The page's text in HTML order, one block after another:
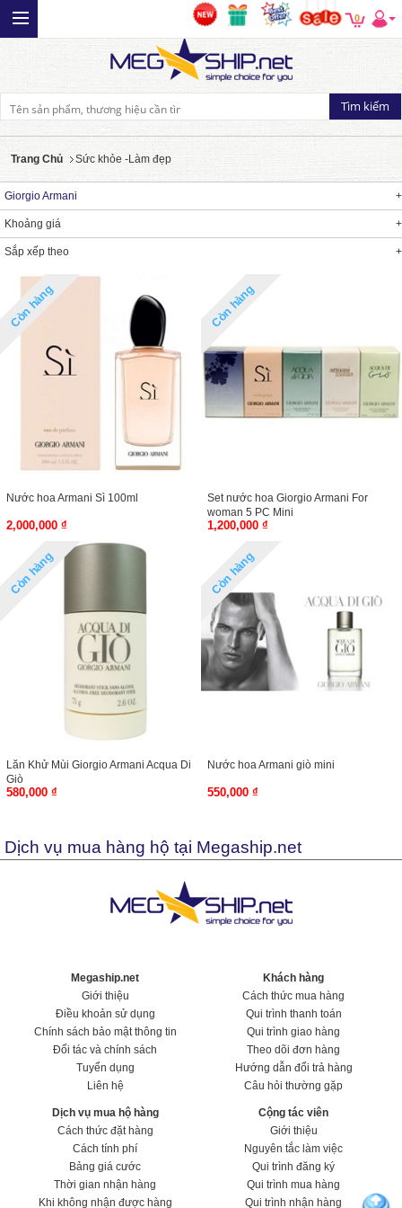
0
Trang Chủ Sức khỏe -Làm đẹp
Giorgio Armani
Khoảng giá
Sắp xếp theo
Còn hàng
Nước hoa Armani Sì 100ml
2,000,000 ₫
Còn hàng
Set nước hoa Giorgio Armani For
woman 5 PC Mini
1,200,000 ₫
Còn hàng
Lăn Khử Mùi Giorgio Armani Acqua Di
Giò
580,000 ₫
Còn hàng
Nước hoa Armani giò mini
550,000 ₫
Dịch vụ mua hàng hộ tại Megaship.net
Megaship.net
Giới thiệu
Điều khoản sử dụng
Chính sách bảo mật thông tin
Đối tác và chính sách
Tuyển dụng
Liên hệ
Khách hàng
Cách thức mua hàng
Qui trình thanh toán
Qui trình giao hàng
Theo dõi đơn hàng
Hướng dẫn đổi trả hàng
Câu hỏi thường gặp
Dịch vụ mua hộ hàng
Cách thức đặt hàng
Cách tính phí
Bảng giá cước
Thời gian nhận hàng
Khi không nhận được hàng
Cộng tác viên
Giới thiệu
Nguyên tắc làm việc
Qui trình đăng ký
Qui trình mua hàng
Qui trình nhận hàng